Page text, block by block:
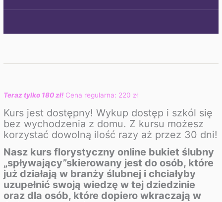
Teraz tylko 180 zł!Cena regularna: 220 zł
Kurs jest dostępny! Wykup dostęp i szkól się
bez wychodzenia z domu. Z kursu możesz
korzystać dowolną ilość razy aż przez 30 dni!
Nasz kurs florystyczny online bukiet ślubny
„spływający”skierowany jest do osób, które
już działają w branży ślubnej i chciałyby
uzupełnić swoją wiedzę w tej dziedzinie
oraz dla osób, które dopiero wkraczają w